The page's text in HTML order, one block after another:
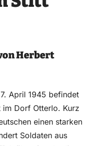
Herbert
April 1945 befindet
im Dorf Otterlo. Kurz
einen starken
Soldaten aus